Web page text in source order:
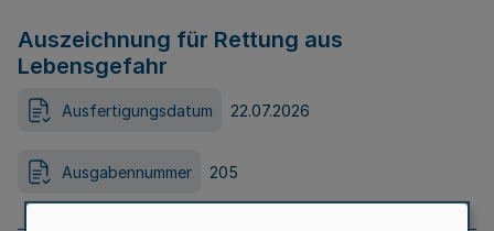
Auszeichnung für Rettung aus
Lebensgefahr
Ausfertigungsdatum 22.07.2026
Ausgabennummer 205